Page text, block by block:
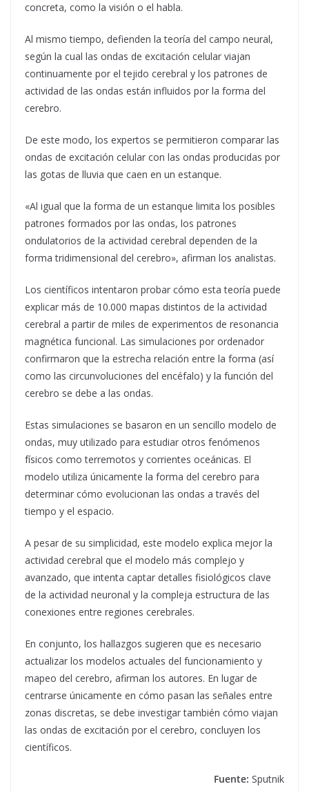
concreta, como la visión o el habla.
Al mismo tiempo, defienden la teoría del campo neural,
según la cual las ondas de excitación celular viajan
continuamente por el tejido cerebral y los patrones de
actividad de las ondas están influidos por la forma del
cerebro.
De este modo, los expertos se permitieron comparar las
ondas de excitación celular con las ondas producidas por
las gotas de lluvia que caen en un estanque.
«Al igual que la forma de un estanque limita los posibles
patrones formados por las ondas, los patrones
ondulatorios de la actividad cerebral dependen de la
forma tridimensional del cerebro», afirman los analistas.
Los científicos intentaron probar cómo esta teoría puede
explicar más de 10.000 mapas distintos de la actividad
cerebral a partir de miles de experimentos de resonancia
magnética funcional. Las simulaciones por ordenador
confirmaron que la estrecha relación entre la forma (así
como las circunvoluciones del encéfalo) y la función del
cerebro se debe a las ondas.
Estas simulaciones se basaron en un sencillo modelo de
ondas, muy utilizado para estudiar otros fenómenos
físicos como terremotos y corrientes oceánicas. El
modelo utiliza únicamente la forma del cerebro para
determinar cómo evolucionan las ondas a través del
tiempo y el espacio.
A pesar de su simplicidad, este modelo explica mejor la
actividad cerebral que el modelo más complejo y
avanzado, que intenta captar detalles fisiológicos clave
de la actividad neuronal y la compleja estructura de las
conexiones entre regiones cerebrales.
En conjunto, los hallazgos sugieren que es necesario
actualizar los modelos actuales del funcionamiento y
mapeo del cerebro, afirman los autores. En lugar de
centrarse únicamente en cómo pasan las señales entre
zonas discretas, se debe investigar también cómo viajan
las ondas de excitación por el cerebro, concluyen los
científicos.
Fuente: Sputnik